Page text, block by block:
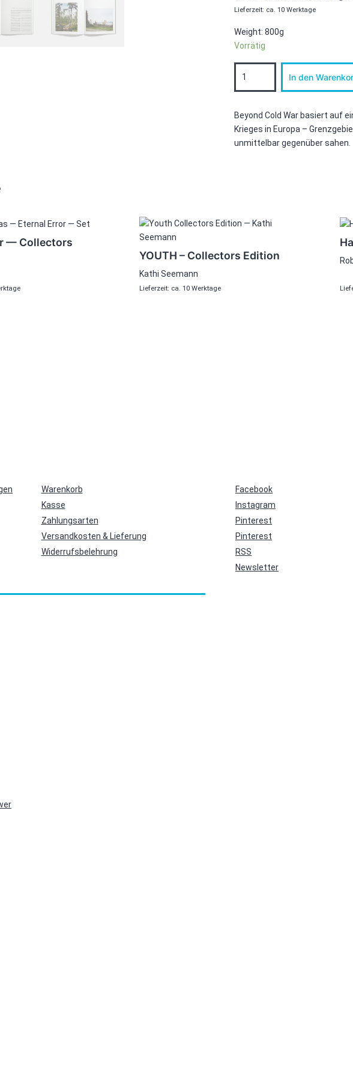
Lieferzeit: ca. 10 Werktage
Weight: 800g
Vorrätig
Cold
War
In den
Beyond Cold War basiert auf
Krieges in Europa –
unmittelbar gegenüber sahen.
— Collectors
YOUTH – Collectors Edition
Kathi Seemann
Lieferzeit: ca. 10 Werktage
Warenkorb
Kasse
Zahlungsarten
Versandkosten & Lieferung
Widerrufsbelehrung
Facebook
Instagram
Pinterest
Pinterest
RSS
Newsletter